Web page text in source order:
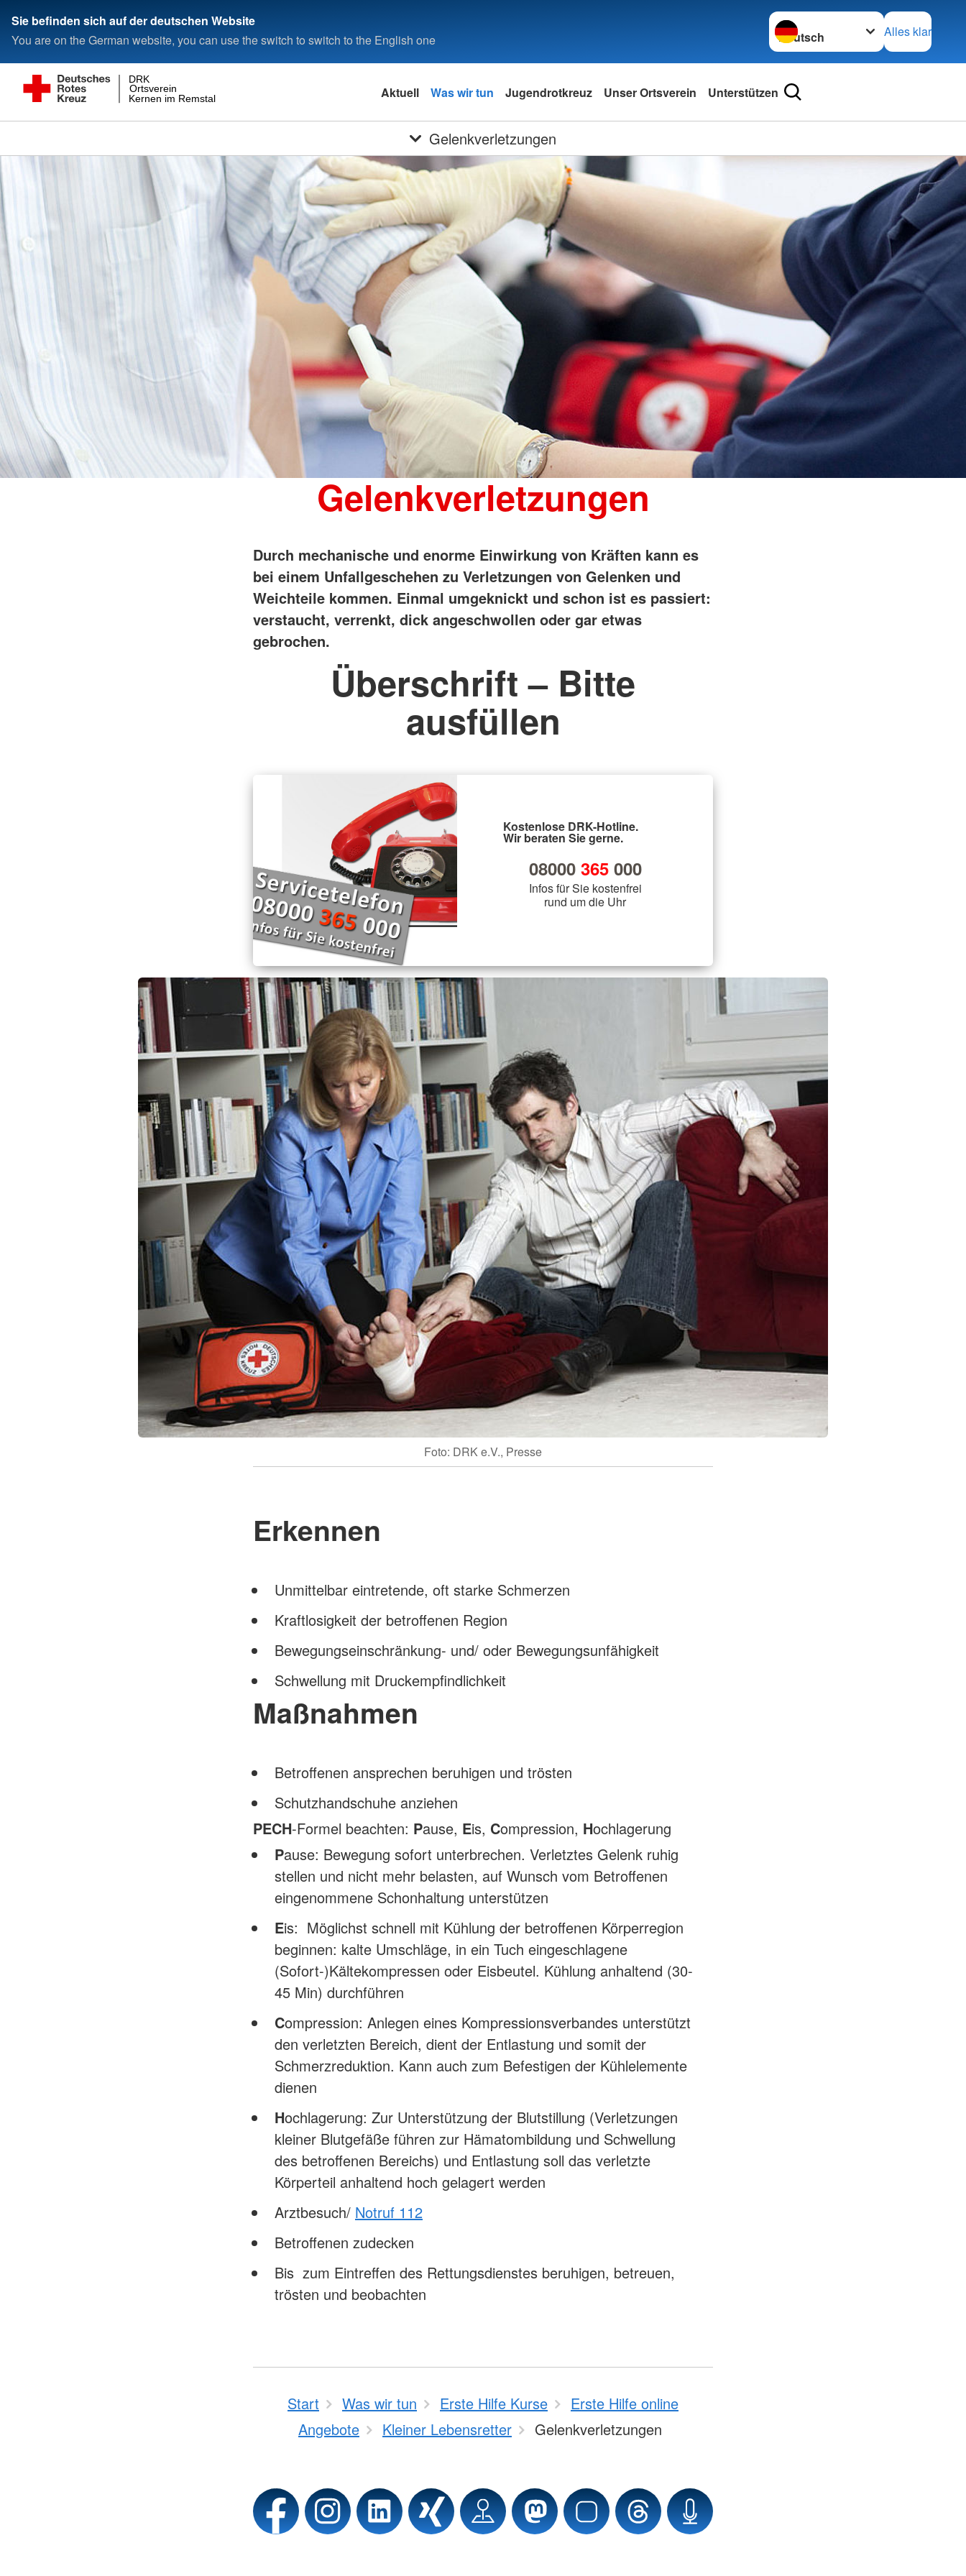
Sie befinden sich auf der deutschen Website
You are on the German website, you can use the switch to switch to the English one
Sprache wechseln zu
Alles klar
Kernen im Remstal
Ortsverein
DRK
Aktuell Was wir tun Jugendrotkreuz Unser Ortsverein Unterstützen
Gelenkverletzungen
Gelenkverletzungen
Durch mechanische und enorme Einwirkung von Kräften kann es
bei einem Unfallgeschehen zu Verletzungen von Gelenken und
Weichteile kommen. Einmal umgeknickt und schon ist es passiert:
verstaucht, verrenkt, dick angeschwollen oder gar etwas
gebrochen.
Überschrift – Bitte
ausfüllen
Kostenlose DRK-Hotline.
Wir beraten Sie gerne.
08000 365000
Infos für Sie kostenfrei
rund um die Uhr
Foto: DRK e.V., Presse
Erkennen
Unmittelbar eintretende, oft starke Schmerzen
Kraftlosigkeit der betroffenen Region
Bewegungseinschränkung- und/ oder Bewegungsunfähigkeit
Schwellung mit Druckempfindlichkeit
Maßnahmen
Betroffenen ansprechen beruhigen und trösten
Schutzhandschuhe anziehen
PECH-Formel beachten: Pause, Eis, Compression, Hochlagerung
Pause: Bewegung sofort unterbrechen. Verletztes Gelenk ruhig
stellen und nicht mehr belasten, auf Wunsch vom Betroffenen
eingenommene Schonhaltung unterstützen
Eis: Möglichst schnell mit Kühlung der betroffenen Körperregion
beginnen: kalte Umschläge, in ein Tuch eingeschlagene
(Sofort-)Kältekompressen oder Eisbeutel. Kühlung anhaltend (30-
45 Min) durchführen
Compression: Anlegen eines Kompressionsverbandes unterstützt
den verletzten Bereich, dient der Entlastung und somit der
Schmerzreduktion. Kann auch zum Befestigen der Kühlelemente
dienen
Hochlagerung: Zur Unterstützung der Blutstillung (Verletzungen
kleiner Blutgefäße führen zur Hämatombildung und Schwellung
des betroffenen Bereichs) und Entlastung soll das verletzte
Körperteil anhaltend hoch gelagert werden
Arztbesuch/ Notruf 112
Betroffenen zudecken
Bis zum Eintreffen des Rettungsdienstes beruhigen, betreuen,
trösten und beobachten
Start Was wir tun Erste Hilfe Kurse
Erste Hilfe online
Angebote
Kleiner Lebensretter Gelenkverletzungen